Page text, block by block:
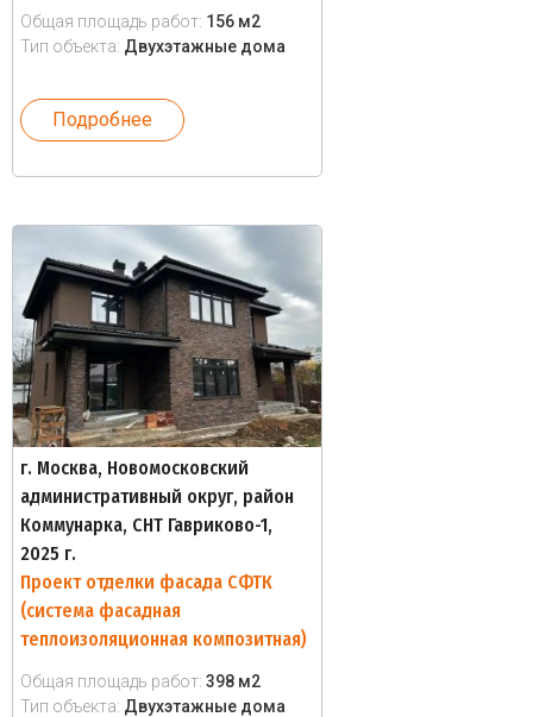
Общая площадь работ: 156 м2
Тип объекта: Двухэтажные дома
Подробнее
г. Москва, Новомосковский
административный округ, район
Коммунарка, СНТ Гавриково-1,
2025 г.
Проект отделки фасада СФТК
(система фасадная
теплоизоляционная композитная)
Общая площадь работ: 398 м2
Тип объекта: Двухэтажные дома